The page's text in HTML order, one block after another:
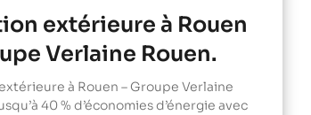
extérieure à Rouen
Verlaine Rouen.
à Rouen – Groupe Verlaine
40 % d’économies d’énergie avec